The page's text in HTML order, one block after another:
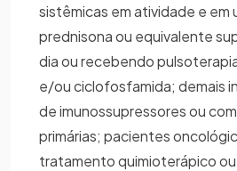
sistêmicas em atividade e em
prednisona ou equivalente
dia ou recebendo
e/ou ciclofosfamida; demais
de imunossupressores ou
primárias; pacientes
tratamento quimioterápico